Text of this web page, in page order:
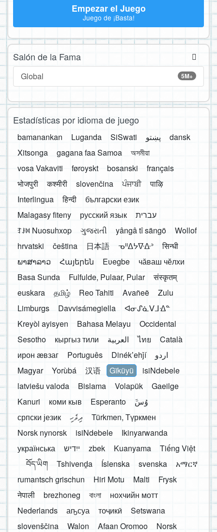
Empezar el Juego
Juego de ¡Basta!
Salón de la Fama
5M+
Global
Estadísticas por idioma de juego
bamanankan Luganda SiSwati پښتو
dansk
Xitsonga
gagana faa Samoa
অসমীয়া
vosa Vakaviti
føroyskt bosanski
français
भोजपुरी
कश्मीरी slovenčina ਪੰਜਾਬੀ
पाऴि
Interlingua
हिन्दी
български език
Malagasy fiteny
русский язык
עברית
ꆈꌠ꒿ Nuosuhxop
ગુજરાતી yângâ tî sängö
Wollof
hrvatski
čeština 日本語 ᓀᐦᐃᔭᐍᐏᐣ
सिन्धी
ພາສາລາວ
Հայերեն Eʋegbe
чӑваш чӗлхи
Basa Sunda
Fulfulde, Pulaar, Pular
संस्कृतम्
euskara
தமிழ் Reo Tahiti Avañeẽ
Zulu
Limburgs
Davvisámegiella
ᐊᓂᔑᓈᐯᒧᐎᓐ
Kreyòl ayisyen
Bahasa Melayu
Occidental
Sesotho
кыргыз тили العربية ไทย
Català
ирон æвзаг
Português Dinékʼehǰí
اردو
Magyar
Yorùbá 汉语 Gĩkũyũ
isiNdebele
latviešu valoda
Bislama Volapük
Gaeilge
Kanuri
коми кыв Esperanto
َوُسَ
српски језик
ދިވެހި
Türkmen, Түркмен
Norsk nynorsk
isiNdebele
Ikinyarwanda
українська
ייִדיש zbek Kuanyama
Tiếng Việt
བོད་ཡིག
Tshivenḓa Íslenska svenska
አማርኛ
rumantsch grischun
Hiri Motu Malti
Frysk
नेपाली
brezhoneg বাংলা
нохчийн мотт
Nederlands
аҧсуа тоҷикӣ
Setswana
slovenščina
Walon Afaan Oromoo
Norsk